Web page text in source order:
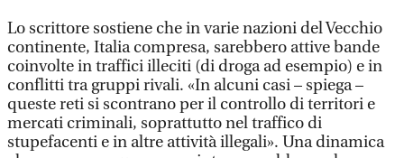
Lo scrittore sostiene che in varie nazioni del Vecchio
continente, Italia compresa, sarebbero attive bande
coinvolte in traffici illeciti (di droga ad esempio) e in
conflitti tra gruppi rivali. «In alcuni casi – spiega –
queste reti si scontrano per il controllo di territori e
mercati criminali, soprattutto nel traffico di
stupefacenti e in altre attività illegali». Una dinamica